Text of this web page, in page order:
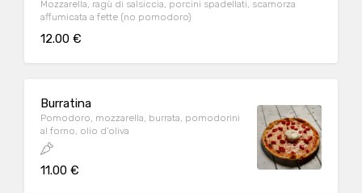
Mozzarella, ragù di salsiccia, porcini spadellati, scamorza
affumicata a fette (no pomodoro)
12.00 €
Burratina
Pomodoro, mozzarella, burrata, pomodorini
al forno, olio d'oliva
11.00 €